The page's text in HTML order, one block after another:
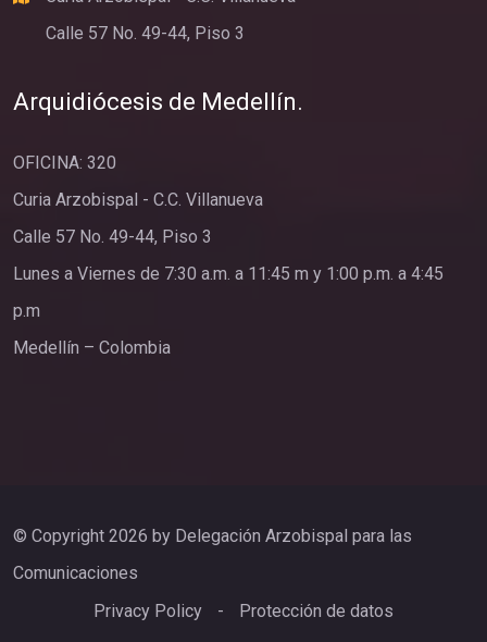
Calle 57 No. 49-44, Piso 3
Arquidiócesis de Medellín.
OFICINA: 320
Curia Arzobispal - C.C. Villanueva
Calle 57 No. 49-44, Piso 3
Lunes a Viernes de 7:30 a.m. a 11:45 m y 1:00 p.m. a 4:45
p.m
Medellín – Colombia
© Copyright 2026 by Delegación Arzobispal para las
Comunicaciones
Privacy Policy
- Protección de datos